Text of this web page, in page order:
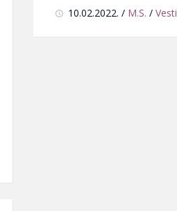
10.02.2022./ M.S. /Vesti